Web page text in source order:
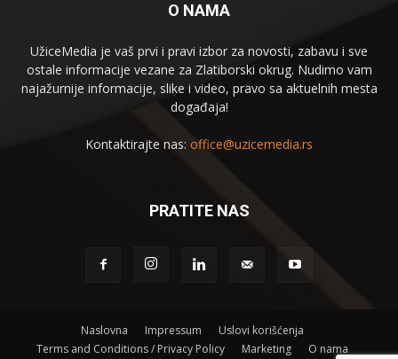
O NAMA
UžiceMedia je vaš prvi i pravi izbor za novosti, zabavu i sve
ostale informacije vezane za Zlatiborski okrug. Nudimo vam
najažurnije informacije, slike i video, pravo sa aktuelnih mesta
događaja!
Kontaktirajte nas: office@uzicemedia.rs
PRATITE NAS
Naslovna Impressum
Uslovi korišćenja
Terms and Conditions / Privacy Policy
Marketing O nama